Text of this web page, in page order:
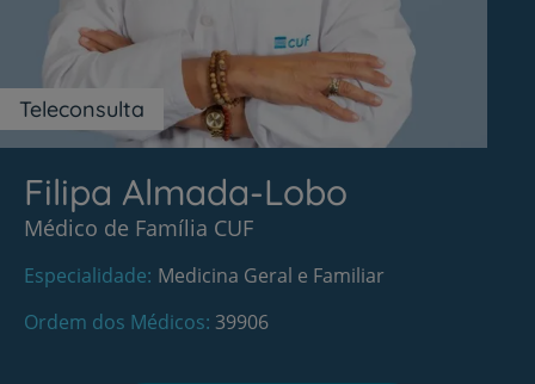
Teleconsulta
Filipa Almada-Lobo
Médico de Família CUF
Especialidade Medicina Geral e Familiar
Ordem dos Médicos 39906